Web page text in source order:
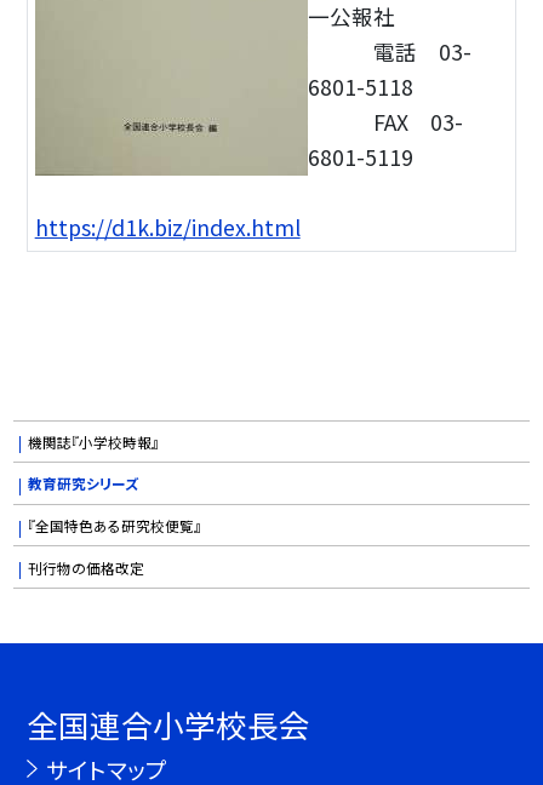
一公報社
電話 03-
6801-5118
FAX 03-
6801-5119
https://d1k.biz/index.html
機関誌『小学校時報』
教育研究シリーズ
『全国特色ある研究校便覧』
刊行物の価格改定
全国連合小学校長会
サイトマップ